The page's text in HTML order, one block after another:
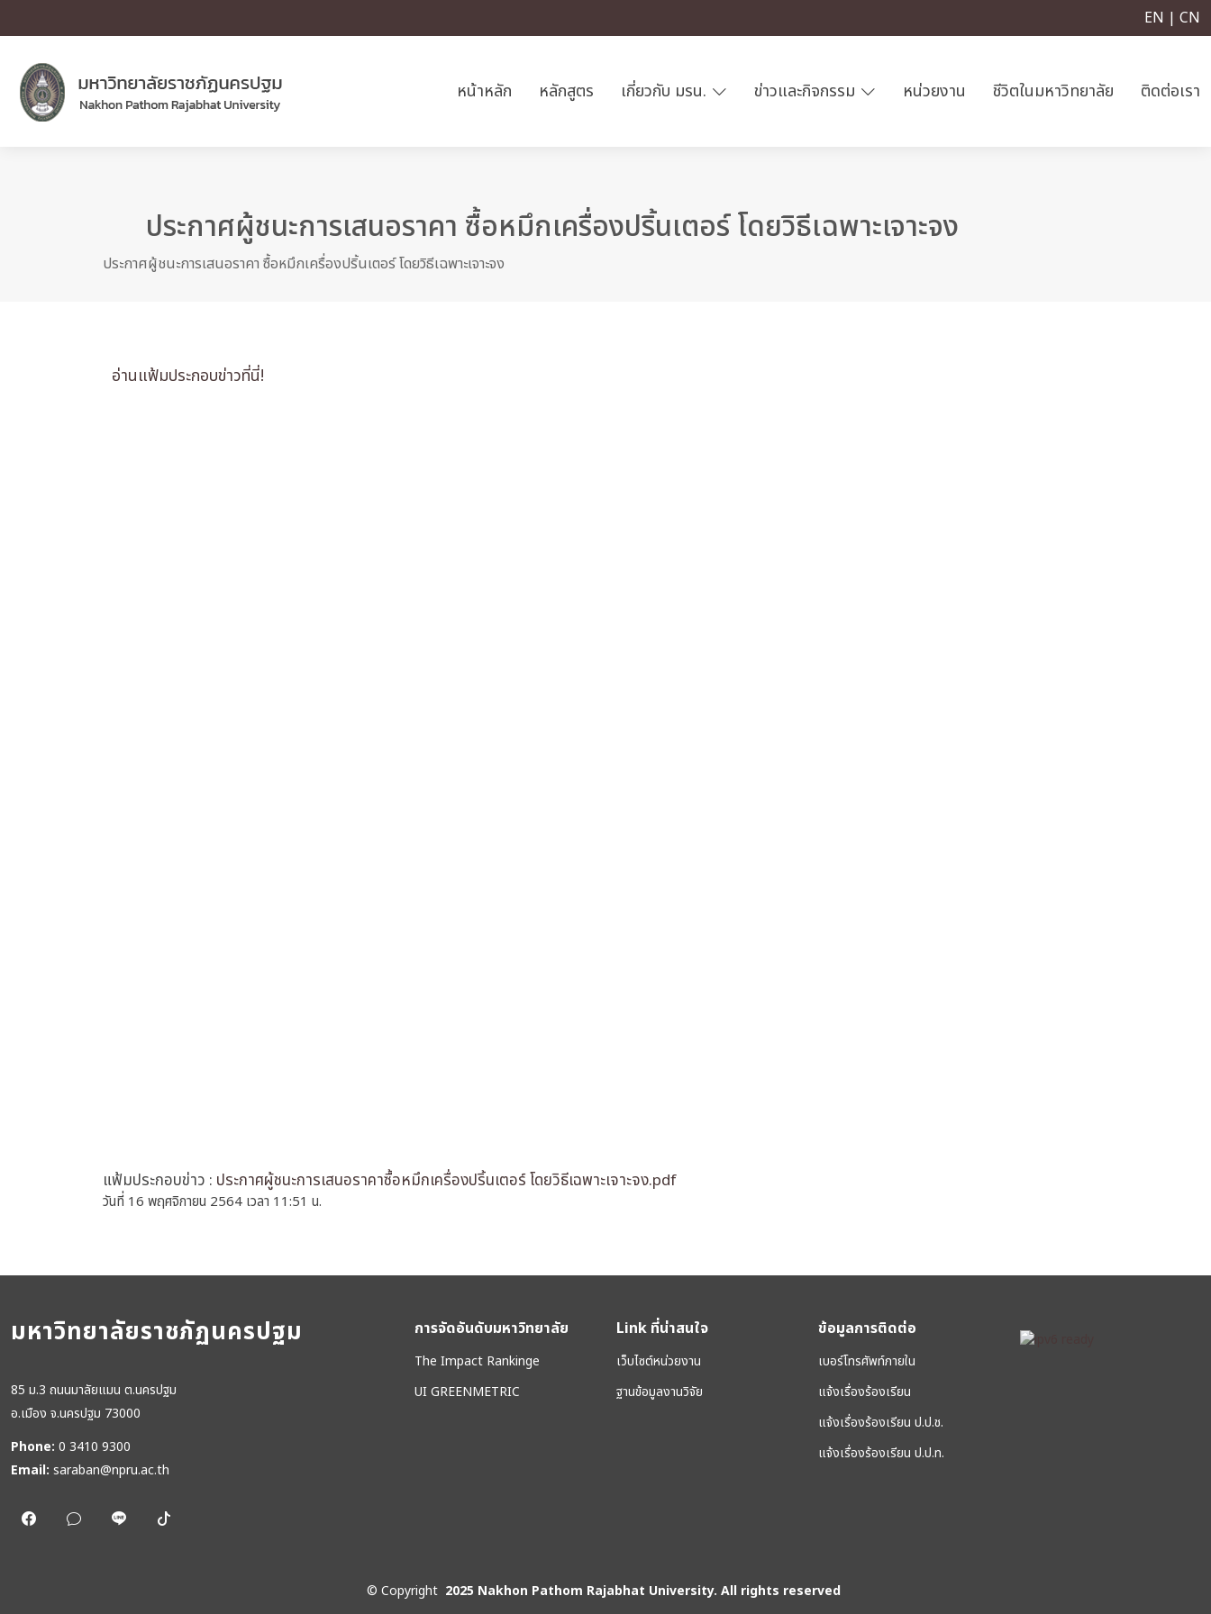
EN | CN
หน้าหลัก หลักสูตร เกี่ยวกับ มรน. ข่าวและกิจกรรม หน่วยงาน ชีวิตในมหาวิทยาลัย ติดต่อเรา
ประกาศผู้ชนะการเสนอราคา ซื้อหมึกเครื่องปริ้นเตอร์ โดยวิธีเฉพาะเจาะจง
ประกาศผู้ชนะการเสนอราคา ซื้อหมึกเครื่องปริ้นเตอร์ โดยวิธีเฉพาะเจาะจง
อ่านแฟ้มประกอบข่าวที่นี่!
แฟ้มประกอบข่าว : ประกาศผู้ชนะการเสนอราคาซื้อหมึกเครื่องปริ้นเตอร์ โดยวิธีเฉพาะเจาะจง.pdf
วันที่ 16 พฤศจิกายน 2564 เวลา 11:51 น.
มหาวิทยาลัยราชภัฏนครปฐม
85 ม.3 ถนนมาลัยแมน ต.นครปฐม
อ.เมือง จ.นครปฐม 73000
Phone: 0 3410 9300
Email: saraban@npru.ac.th
การจัดอันดับมหาวิทยาลัย
The Impact Rankinge
UI GREENMETRIC
Link ที่น่าสนใจ
เว็บไซต์หน่วยงาน
ฐานข้อมูลงานวิจัย
ข้อมูลการติดต่อ
เบอร์โทรศัพท์ภายใน
แจ้งเรื่องร้องเรียน
แจ้งเรื่องร้องเรียน ป.ป.ช.
แจ้งเรื่องร้องเรียน ป.ป.ท.
© Copyright 2025 Nakhon Pathom Rajabhat University. All rights reserved